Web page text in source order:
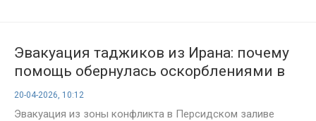
Эвакуация таджиков из Ирана: почему
помощь обернулась оскорблениями в
адрес русских?
20-04-2026, 10:12
Эвакуация из зоны конфликта в Персидском заливе